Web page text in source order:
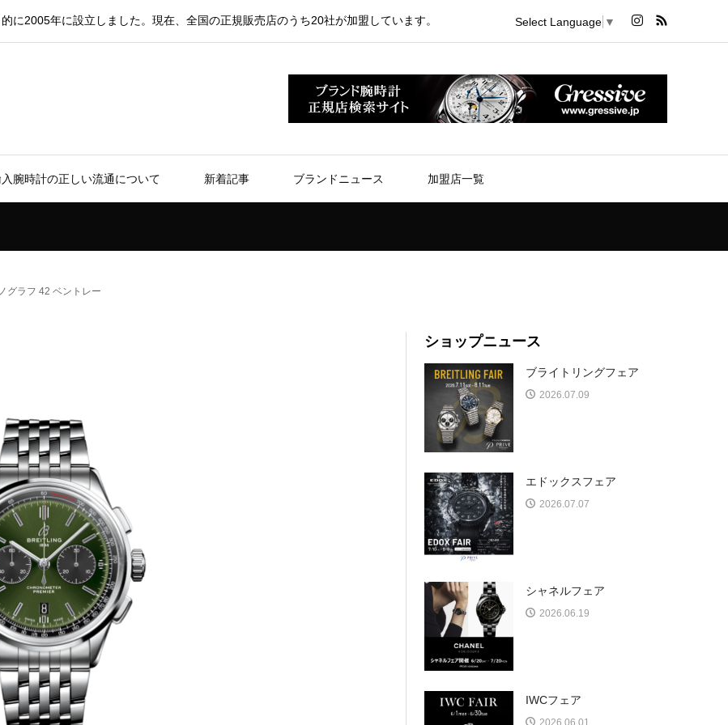
に2005年に設立しました。現在、全国の正規販売店のうち20社が加盟しています。 Select Language ▼
腕時計の正しい流通について 新着記事 ブランドニュース 加盟店一覧
グラフ 42 ベントレー
ショップニュース
ブライトリングフェア
2026.07.09
エドックスフェア
2026.07.07
シャネルフェア
2026.06.19
IWCフェア